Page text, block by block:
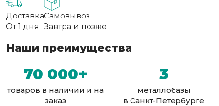
Доставка
От 1 дня
Самовывоз
Завтра и позже
Наши преимущества
70 000+
товаров в наличии и на
заказ
3
металлобазы
в Санкт-Петербурге